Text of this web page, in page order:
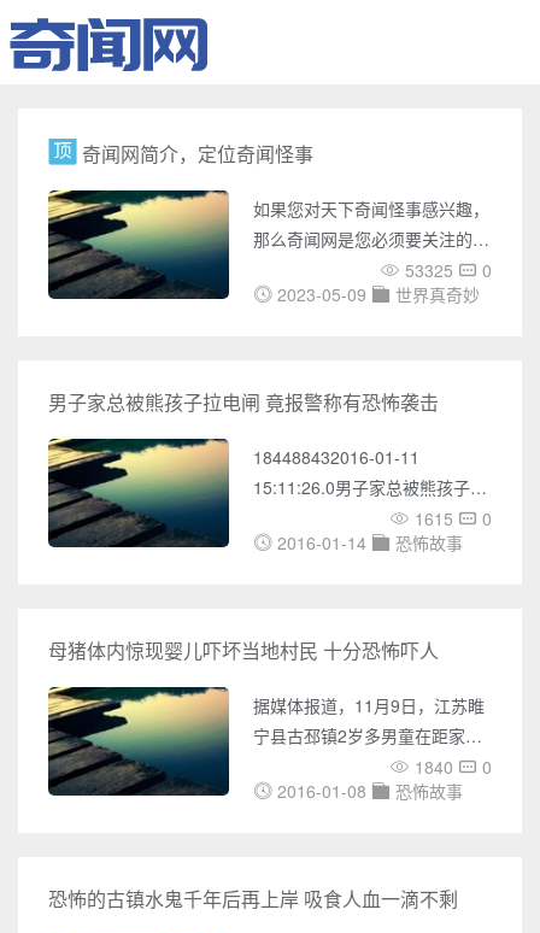
奇闻网简介，定位奇闻怪事
如果您对天下奇闻怪事感兴趣，
那么奇闻网是您必须要关注的网
站。奇闻网是一个专门介绍世界
各地奇闻怪事的网站，它涵盖了
奇闻、恐怖故事、考古发现、宇
宙奥秘、吉尼斯记录等多个方
面，它的内容极为丰富，涉及面
广，为您带来了无数神秘之旅。
在奇闻网上，您可以了解各种国
内外UFO事件的报道，包括
道，包括鬼魂附身、异象出现等
时，奇闻网还收集了大量未解之
谜的
53325
0
2023-05-09
世界真奇妙
男子家总被熊孩子拉电闸 竟报警称有恐怖袭击
184488432016-01-11
15:11:26.0男子家总被熊孩子拉
电闸 竟报警称有恐怖袭击民警,
熊孩子,电闸,男子,恐怖袭击
葩警情，甚至有些报警电话就是
恶意“骚扰”，浪费了大量警力。
在“110”宣传日，警方提醒市
民，一定要珍惜警力，虚假报警
也会受到处罚。报警&ldqu
1615
0
2016-01-14
恐怖故事
母猪体内惊现婴儿吓坏当地村民 十分恐怖吓人
据媒体报道，11月9日，江苏睢
宁县古邳镇2岁多男童在距家七
八十米外玩耍时，被邻居家的母
猪咬伤致死，法医尸检后发现，
经查，遇害男童出生于2012年7
月，是在家西侧树林玩耍时，被
1840
0
2016-01-08
恐怖故事
恐怖的古镇水鬼千年后再上岸 吸食人血一滴不剩